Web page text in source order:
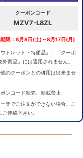
クーポンコード
MZV7-L8ZL
限：8月8日(土)～8月17日(月)
トレット・特価品」、「クーポ
外商品」には適用されません。
のクーポンとの併用は出来ませ
ンコード転売、転載禁止
等でご注文ができない場合、
こ
ご連絡下さい。
うことで、リクラ
とで圧迫による不